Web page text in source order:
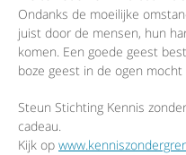
Ondanks de moeilijke
juist door de mensen, hun
komen. Een goede geest
boze geest in de ogen mocht
Steun Stichting Kennis
cadeau.
Kijk op